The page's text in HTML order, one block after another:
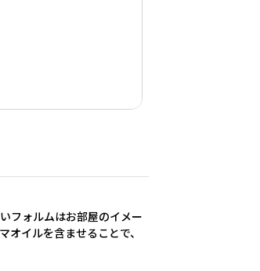
フォルムはお部屋のイメー
イルを含ませることで、